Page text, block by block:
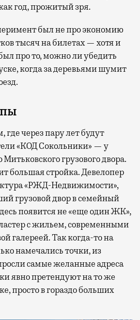
год, прожитый зря.
был не про экономию
тысяч на билетах — хотя и
про то, можно ли убедить
когда за деревьями шумит
через пару лет будут
«КОД Сокольники» — у
грузового двора.
большая стройка. Девелопер
«РЖД-Недвижимости»,
грузовой двор в семейный
появится не «еще один ЖК»,
с жильем, современными
галереей. Так когда-то на
намечались точки, из
самые желанные адреса
явно претендуют на то же
просто в гораздо больших